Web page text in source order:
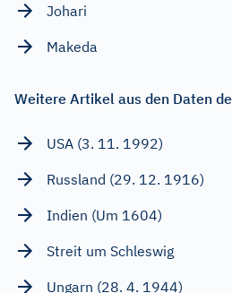
Johari
Makeda
Weitere Artikel aus den Daten
USA (3. 11. 1992)
Russland (29. 12. 1916)
Indien (Um 1604)
Streit um Schleswig
Ungarn (28. 4. 1944)